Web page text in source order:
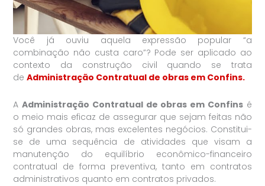
Você já ouviu aquela expressão popular “a
combinação não custa caro”? Pode ser aplicado ao
contexto da construção civil quando se trata
deAdministração Contratual de obras em Confins.
AAdministração Contratual de obras em Confinsé
o meio mais eficaz de assegurar que sejam feitas não
só grandes obras, mas excelentes negócios. Constitui-
se de uma sequência de atividades que visam a
manutenção do equilíbrio econômico-financeiro
contratual de forma preventiva, tanto em contratos
administrativos quanto em contratos privados.